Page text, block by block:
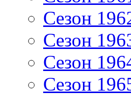
Сезон
Сезон
Сезон
Сезон